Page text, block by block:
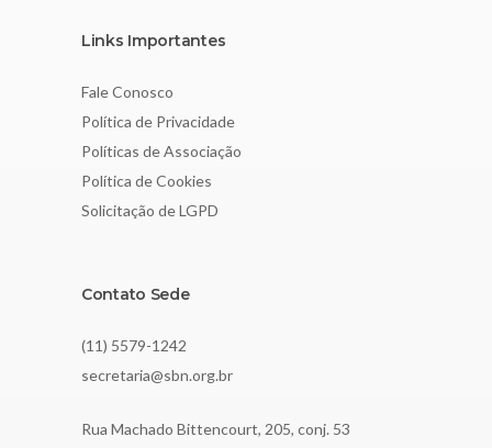
Links Importantes
Fale Conosco
Política de Privacidade
Políticas de Associação
Política de Cookies
Solicitação de LGPD
Contato Sede
(11) 5579-1242
secretaria@sbn.org.br
Rua Machado Bittencourt, 205, conj. 53